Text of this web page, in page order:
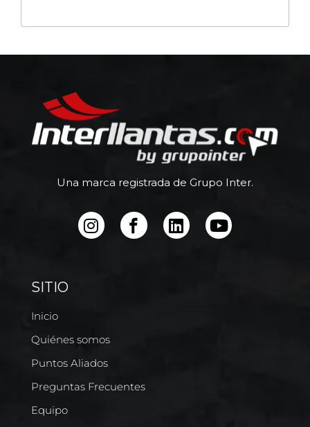
Una marca registrada de Grupo Inter.
SITIO
Inicio
Quiénes somos
Puntos Aliados
Preguntas Frecuentes
Equipo